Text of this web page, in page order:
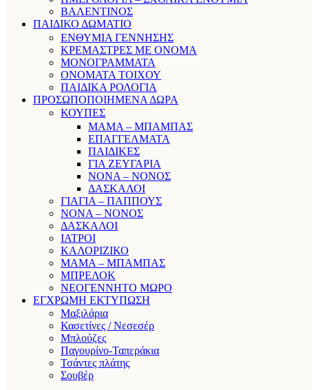
ΒΑΛΕΝΤΙΝΟΣ
ΠΑΙΔΙΚΟ ΔΩΜΑΤΙΟ
ΕΝΘΥΜΙΑ ΓΕΝΝΗΣΗΣ
ΚΡΕΜΑΣΤΡΕΣ ΜΕ ΟΝΟΜΑ
ΜΟΝΟΓΡΑΜΜΑΤΑ
ΟΝΟΜΑΤΑ ΤΟΙΧΟΥ
ΠΑΙΔΙΚΑ ΡΟΛΟΓΙΑ
ΠΡΟΣΩΠΟΠΟΙΗΜΕΝΑ ΔΩΡΑ
ΚΟΥΠΕΣ
ΜΑΜΑ – ΜΠΑΜΠΑΣ
ΕΠΑΓΓΕΛΜΑΤΑ
ΠΑΙΔΙΚΕΣ
ΓΙΑ ΖΕΥΓΑΡΙΑ
ΝΟΝΑ – ΝΟΝΟΣ
ΔΑΣΚΑΛΟΙ
ΓΙΑΓΙΑ – ΠΑΠΠΟΥΣ
ΝΟΝΑ – ΝΟΝΟΣ
ΔΑΣΚΑΛΟΙ
ΙΑΤΡΟΙ
ΚΑΛΟΡΙΖΙΚΟ
ΜΑΜΑ – ΜΠΑΜΠΑΣ
ΜΠΡΕΛΟΚ
ΝΕΟΓΕΝΝΗΤΟ ΜΩΡΟ
ΕΓΧΡΩΜΗ ΕΚΤΥΠΩΣΗ
Μαξιλάρια
Κασετίνες / Νεσεσέρ
Μπλούζες
Παγουρίνο-Ταπεράκια
Τσάντες πλάτης
Σουβέρ